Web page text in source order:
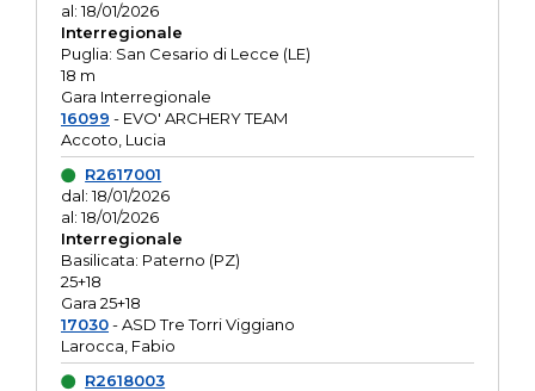
al: 18/01/2026
Interregionale
Puglia: San Cesario di Lecce (LE)
18 m
Gara Interregionale
16099 - EVO' ARCHERY TEAM
Accoto, Lucia
R2617001
dal: 18/01/2026
al: 18/01/2026
Interregionale
Basilicata: Paterno (PZ)
25+18
Gara 25+18
17030- ASD Tre Torri Viggiano
Larocca, Fabio
R2618003